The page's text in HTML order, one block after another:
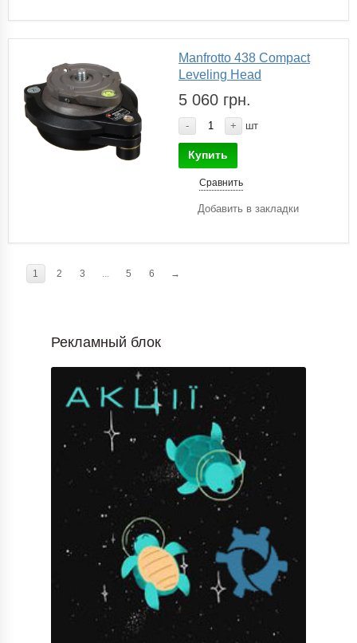
Manfrotto 438 Compact
Leveling Head
5 060 грн.
- + шт
Купить
Сравнить
Добавить в закладки
1 2 3 5 6 →
Рекламный блок